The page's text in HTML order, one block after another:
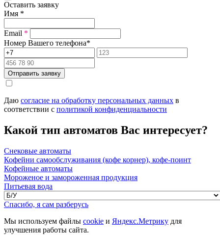
Оставить заявку
Имя *
Email *
Номер Вашего телефона*
Отправить заявку
Даю согласие на обработку персональных данных в
соответствии с политикой конфиденциальности
Какой тип автоматов Вас интересует?
Снековые автоматы
Кофейни самообслуживания (кофе корнер), кофе-поинт
Кофейные автоматы
Мороженое и замороженная продукция
Питьевая вода
Спасибо, я сам разберусь
Мы используем файлы cookie и Яндекс.Метрику для
улучшения работы сайта.